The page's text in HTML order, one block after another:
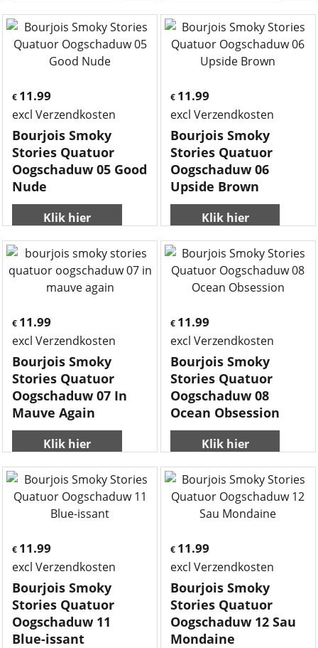
€ 11.99
excl Verzendkosten
Bourjois Smoky
Stories Quatuor
Oogschaduw 05 Good
Nude
Klik hier
€ 11.99
excl Verzendkosten
Bourjois Smoky
Stories Quatuor
Oogschaduw 06
Upside Brown
Klik hier
€ 11.99
excl Verzendkosten
Bourjois Smoky
Stories Quatuor
Oogschaduw 07 In
Mauve Again
Klik hier
€ 11.99
excl Verzendkosten
Bourjois Smoky
Stories Quatuor
Oogschaduw 08
Ocean Obsession
Klik hier
€ 11.99
excl Verzendkosten
Bourjois Smoky
Stories Quatuor
Oogschaduw 11
Blue-issant
€ 11.99
excl Verzendkosten
Bourjois Smoky
Stories Quatuor
Oogschaduw 12 Sau
Mondaine